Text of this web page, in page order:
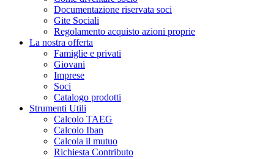
Documentazione riservata soci
Gite Sociali
Regolamento acquisto azioni proprie
La nostra offerta
Famiglie e privati
Giovani
Imprese
Soci
Catalogo prodotti
Strumenti Utili
Calcolo TAEG
Calcolo Iban
Calcola il mutuo
Richiesta Contributo